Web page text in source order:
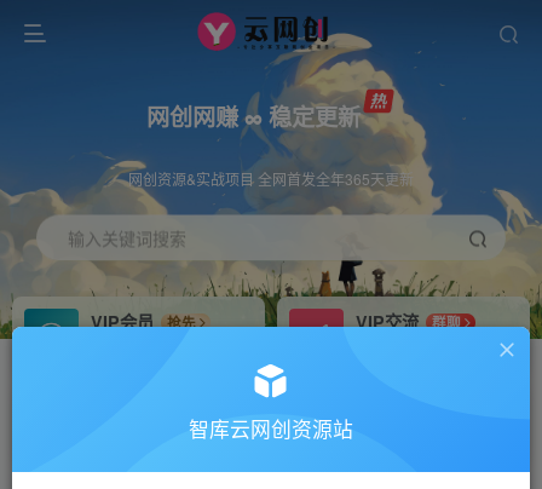
网创网赚 ∞ 稳定更新
网创资源&实战项目 全网首发全年365天更新
输入关键词搜索
VIP会员
抢先
VIP交流
群聊
研究探讨更多创业项目路子。
会员专属推广链接智库云网创资源站